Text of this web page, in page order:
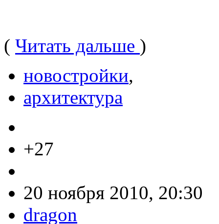
( Читать дальше )
новостройки,
архитектура
+27
20 ноября 2010, 20:30
dragon